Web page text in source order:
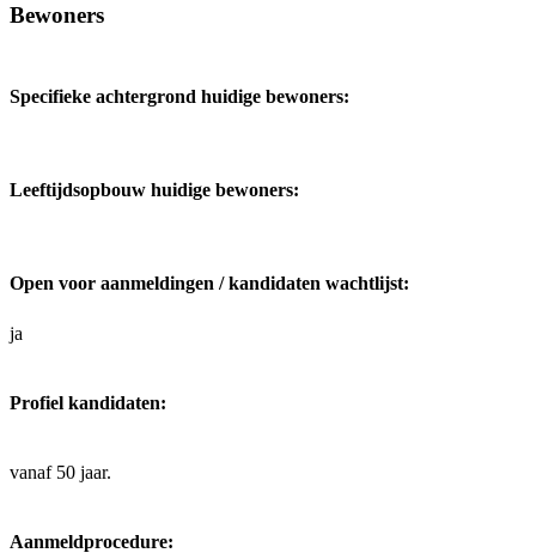
Bewoners
Specifieke achtergrond huidige bewoners:
Leeftijdsopbouw huidige bewoners:
Open voor aanmeldingen / kandidaten wachtlijst:
ja
Profiel kandidaten:
vanaf 50 jaar.
Aanmeldprocedure: